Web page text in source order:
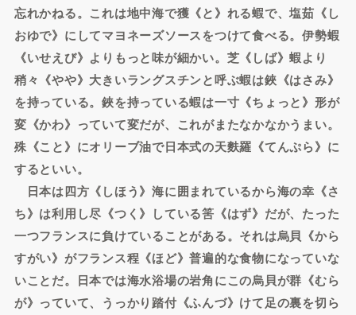
忘れかねる。これは地中海で獲《と》れる蝦で、塩茹《し
おゆで》にしてマヨネーズソースをつけて食べる。伊勢蝦
《いせえび》よりもっと味が細かい。芝《しば》蝦より
稍々《やや》大きいラングスチンと呼ぶ蝦は鋏《はさみ》
を持っている。鋏を持っている蝦は一寸《ちょっと》形が
変《かわ》っていて変だが、これがまたなかなかうまい。
殊《こと》にオリーブ油で日本式の天麩羅《てんぷら》に
するといい。
日本は四方《しほう》海に囲まれているから海の幸《さ
ち》は利用し尽《つく》している筈《はず》だが、たった
一つフランスに負けていることがある。それは烏貝《から
すがい》がフランス程《ほど》普遍的な食物になっていな
いことだ。日本では海水浴場の岩角にこの烏貝が群《むら
が》っていて、うっかり踏付《ふんづ》けて足の裏を切ら